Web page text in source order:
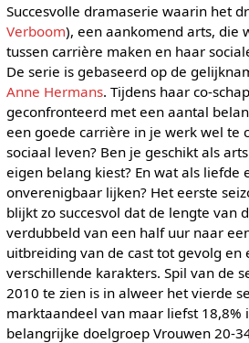
Succesvolle dramaserie waarin het
Verboom), een aankomend arts, die
tussen carrière maken en haar
De serie is gebaseerd op de
Anne Hermans. Tijdens haar co-
geconfronteerd met een aantal
een goede carrière in je werk wel te
sociaal leven? Ben je geschikt als
eigen belang kiest? En wat als liefde
onverenigbaar lijken? Het eerste
blijkt zo succesvol dat de lengte van
verdubbeld van een half uur naar
uitbreiding van de cast tot gevolg en
verschillende karakters. Spil van de
2010 te zien is in alweer het vierde
marktaandeel van maar liefst 18,8%
belangrijke doelgroep Vrouwen 20-